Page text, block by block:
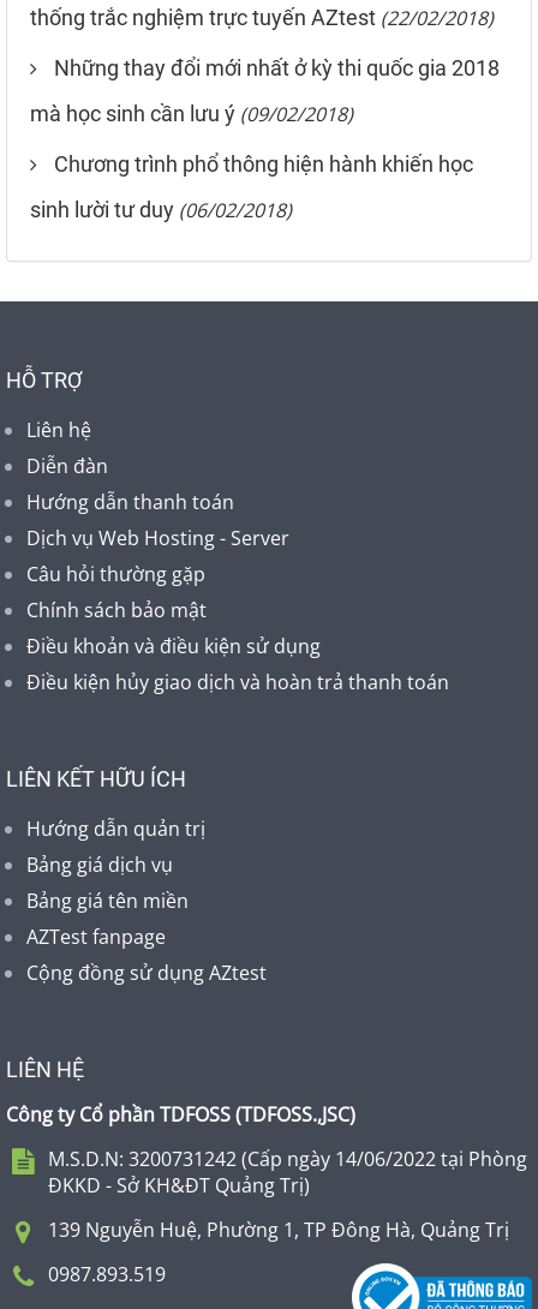
thống trắc nghiệm trực tuyến AZtest (22/02/2018)
Những thay đổi mới nhất ở kỳ thi quốc gia 2018
mà học sinh cần lưu ý (09/02/2018)
Chương trình phổ thông hiện hành khiến học
sinh lười tư duy (06/02/2018)
HỖ TRỢ
Liên hệ
Diễn đàn
Hướng dẫn thanh toán
Dịch vụ Web Hosting - Server
Câu hỏi thường gặp
Chính sách bảo mật
Điều khoản và điều kiện sử dụng
Điều kiện hủy giao dịch và hoàn trả thanh toán
LIÊN KẾT HỮU ÍCH
Hướng dẫn quản trị
Bảng giá dịch vụ
Bảng giá tên miền
AZTest fanpage
Cộng đồng sử dụng AZtest
LIÊN HỆ
Công ty Cổ phần TDFOSS (TDFOSS.,JSC)
M.S.D.N: 3200731242 (Cấp ngày 14/06/2022 tại Phòng
ĐKKD - Sở KH&ĐT Quảng Trị)
139 Nguyễn Huệ, Phường 1, TP Đông Hà, Quảng Trị
0987.893.519